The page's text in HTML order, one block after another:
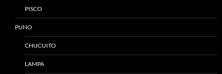
PISCO
PUNO
CHUCUITO
LAMPA